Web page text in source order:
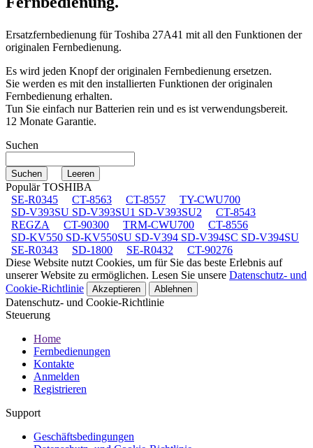
Ersatzfernbedienung fürToshiba 27A41 mit all den Funktionen der
originalen Fernbedienung.
Es wird jeden Knopf der originalen Fernbedienung ersetzen.
Sie werden es mit den installierten Funktionen der originalen
Fernbedienung erhalten.
Tun Sie einfach nur Batterien rein und es ist verwendungsbereit.
12 Monate Garantie.
Suchen
Populär TOSHIBA
SE-R0345
CT-8563 CT-8557
TY-CWU700
SD-V393SU SD-V393SU1 SD-V393SU2
CT-8543
REGZA
CT-90300 TRM-CWU700
CT-8556
SD-KV550 SD-KV550SU SD-V394 SD-V394SC SD-V394SU
SE-R0343
SD-1800 SE-R0432
CT-90276
Diese Website nutzt Cookies, um für Sie das beste Erlebnis auf
unserer Website zu ermöglichen. Lesen Sie unsere Datenschutz- und
Cookie-Richtlinie
Akzeptieren Ablehnen
Datenschutz- und Cookie-Richtlinie
Steuerung
Home
Fernbedienungen
Kontakte
Anmelden
Registrieren
Support
Geschäftsbedingungen